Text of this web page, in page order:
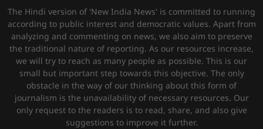
The Hindi version of 'New India News' is committed to running
according to public interest and democratic values. Apart from
analyzing and commenting on news, we also aim to preserve
the traditional nature of reporting. As our resources increase,
we will try to reach as many people as possible. This is our
small but important step towards this objective. The only
obstacle in the way of our thinking about this form of
journalism is the unavailability of necessary resources. Our
only request to the readers is to read, share, and also give
suggestions to improve it further.